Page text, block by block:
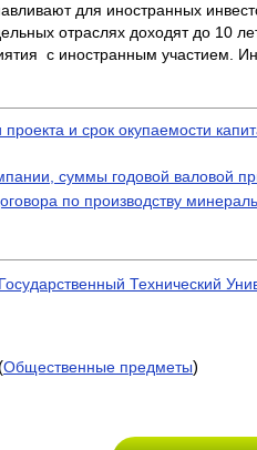
для иностранных
отраслях доходят до 10
с иностранным участием.
и срок окупаемости
суммы годовой валовой
по производству
Технический
Общественные предметы)